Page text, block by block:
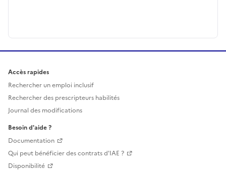
Accès rapides
Rechercher un emploi inclusif
Rechercher des prescripteurs habilités
Journal des modifications
Besoin d'aide ?
Documentation
Qui peut bénéficier des contrats d'IAE ?
Disponibilité